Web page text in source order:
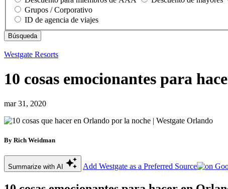
Grupos / Corporativo
ID de agencia de viajes
Westgate Resorts
10 cosas emocionantes para
mar 31, 2020
By Rich Weidman
Summarize with AI Add Westgate as a Preferred Source